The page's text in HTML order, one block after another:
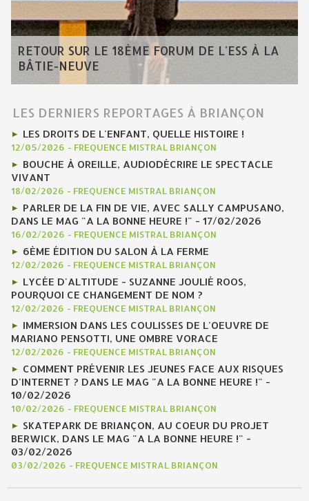
RETOUR SUR LE 18ÈME FORUM DE L'ESS À LA
BÂTIE-NEUVE
LES DERNIERS REPORTAGES À BRIANÇON
LES DROITS DE L'ENFANT, QUELLE HISTOIRE !
12/05/2026 - FREQUENCE MISTRAL BRIANÇON
BOUCHE À OREILLE, AUDIODÉCRIRE LE SPECTACLE
VIVANT
18/02/2026 - FREQUENCE MISTRAL BRIANÇON
PARLER DE LA FIN DE VIE, AVEC SALLY CAMPUSANO,
DANS LE MAG "A LA BONNE HEURE !" - 17/02/2026
16/02/2026 - FREQUENCE MISTRAL BRIANÇON
6ÈME ÉDITION DU SALON À LA FERME
12/02/2026 - FREQUENCE MISTRAL BRIANÇON
LYCÉE D'ALTITUDE - SUZANNE JOULIÉ ROOS,
POURQUOI CE CHANGEMENT DE NOM ?
12/02/2026 - FREQUENCE MISTRAL BRIANÇON
IMMERSION DANS LES COULISSES DE L'OEUVRE DE
MARIANO PENSOTTI, UNE OMBRE VORACE
12/02/2026 - FREQUENCE MISTRAL BRIANÇON
COMMENT PRÉVENIR LES JEUNES FACE AUX RISQUES
D'INTERNET ? DANS LE MAG "A LA BONNE HEURE !" -
10/02/2026
10/02/2026 - FREQUENCE MISTRAL BRIANÇON
SKATEPARK DE BRIANÇON, AU COEUR DU PROJET
BERWICK, DANS LE MAG "A LA BONNE HEURE !" -
03/02/2026
03/02/2026 - FREQUENCE MISTRAL BRIANÇON